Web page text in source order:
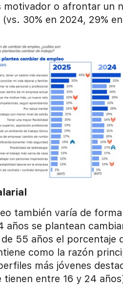
o afrontar un
30% en 2024, 29%
también varía de
años se plantean
55 años el porcentaje
como la razón
más jóvenes
tienen entre 16 y 24